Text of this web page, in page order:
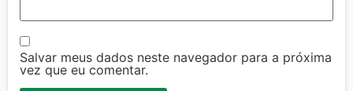
Salvar meus dados neste navegador para a próxima
vez que eu comentar.